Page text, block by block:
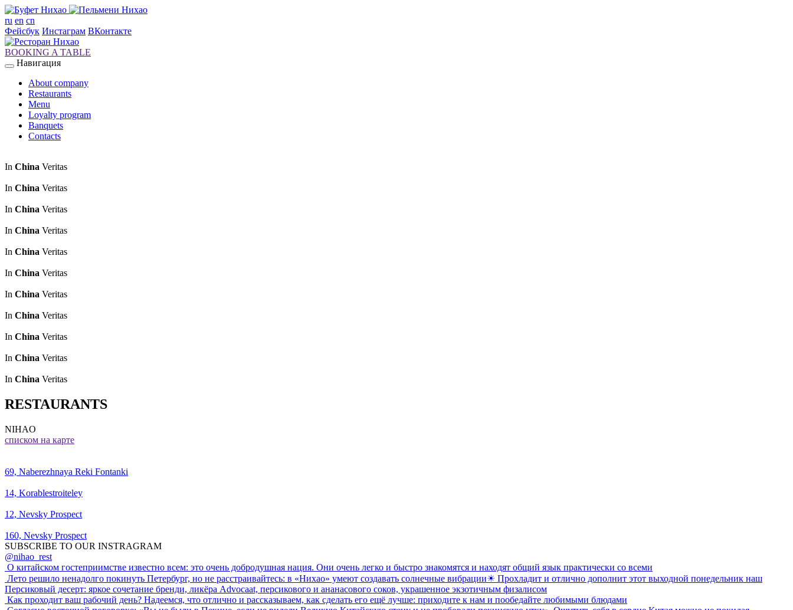
ru en cn
Фейсбук Инстаграм ВКонтакте
BOOKING A TABLE
Навигация
About company
Restaurants
Menu
Loyalty program
Banquets
Contacts
In China Veritas
In China Veritas
In China Veritas
In China Veritas
In China Veritas
In China Veritas
In China Veritas
In China Veritas
In China Veritas
In China Veritas
In China Veritas
RESTAURANTS
NIHAO
списком на карте
69, Naberezhnaya Reki Fontanki
14, Korablestroiteley
12, Nevsky Prospect
160, Nevsky Prospect
SUBSCRIBE TO OUR INSTRAGRAM
@nihao_rest
О китайском гостеприимстве известно всем: это очень добродушная нация. Они очень легко и быстро знакомятся и находят общий язык практически со всеми
Лето решило ненадолго покинуть Петербург, но не расстраивайтесь: в «Нихао» умеют создавать солнечные вибрации☀ Прохладит и отлично дополнит этот выходной понедельник наш
Персиковый десерт: яркое сочетание бренди, ликёра Advocaat, персикового и ананасового соков, украшенное экзотичным физалисом
Как проходит ваш рабочий день? Надеемся, что отлично и рассказываем, как сделать его ещё лучше: приходите к нам и пообедайте любимыми блюдами